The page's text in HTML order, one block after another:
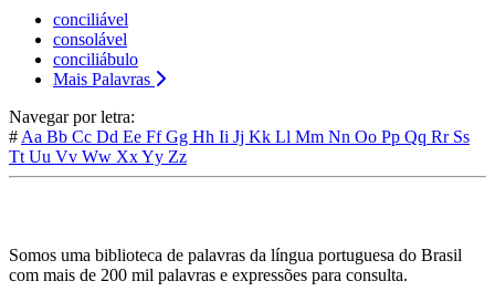
conciliável
consolável
conciliábulo
Mais Palavras
Navegar por letra:
#Aa Bb Cc Dd Ee FfGg Hh Ii Jj Kk Ll Mm Nn Oo Pp Qq Rr Ss
TtUu Vv Ww XxYy Zz
Somos uma biblioteca de palavras da língua portuguesa do Brasil
com mais de 200 mil palavras e expressões para consulta.